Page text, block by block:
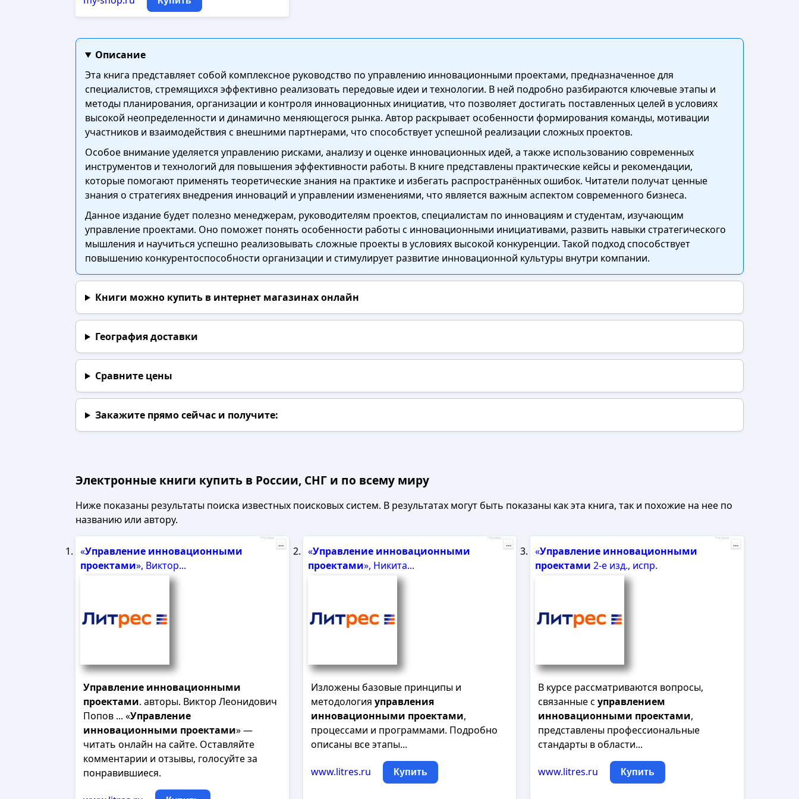
Описание
Эта книга представляет собой комплексное руководство по управлению инновационными проектами, предназначенное для
специалистов, стремящихся эффективно реализовать передовые идеи и технологии. В ней подробно разбираются ключевые этапы и
методы планирования, организации и контроля инновационных инициатив, что позволяет достигать поставленных целей в условиях
высокой неопределенности и динамично меняющегося рынка. Автор раскрывает особенности формирования команды, мотивации
участников и взаимодействия с внешними партнерами, что способствует успешной реализации сложных проектов.
Особое внимание уделяется управлению рисками, анализу и оценке инновационных идей, а также использованию современных
инструментов и технологий для повышения эффективности работы. В книге представлены практические кейсы и рекомендации,
которые помогают применять теоретические знания на практике и избегать распространённых ошибок. Читатели получат ценные
знания о стратегиях внедрения инноваций и управлении изменениями, что является важным аспектом современного бизнеса.
Данное издание будет полезно менеджерам, руководителям проектов, специалистам по инновациям и студентам, изучающим
управление проектами. Оно поможет понять особенности работы с инновационными инициативами, развить навыки стратегического
мышления и научиться успешно реализовывать сложные проекты в условиях высокой конкуренции. Такой подход способствует
повышению конкурентоспособности организации и стимулирует развитие инновационной культуры внутри компании.
Книги можно купить в интернет магазинах онлайн
География доставки
Сравните цены
Закажите прямо сейчаси получите:
Электронные книги купить в России, СНГ и по всему миру
Ниже показаны результаты поиска известных поисковых систем. В результатах могут быть показаны как эта книга, так и похожие на нее по
названию или автору.
«Управление инновационными
проектами», Виктор...
Управление инновационными
проектами. авторы. Виктор Леонидович
Попов ... «Управление
инновационными проектами» —
читать онлайн на сайте. Оставляйте
комментарии и отзывы, голосуйте за
понравившиеся.
Реклама
...
«Управление инновационными
проектами», Никита...
Изложены базовые принципы и
методология управления
инновационными проектами,
процессами и программами. Подробно
описаны все этапы...
www.litres.ru Купить
Реклама
...
«Управление инновационными
проектами 2-е изд., испр.
В курсе рассматриваются вопросы,
связанные суправлением
инновационными проектами,
представлены профессиональные
стандарты в области...
www.litres.ru Купить
Реклама
...